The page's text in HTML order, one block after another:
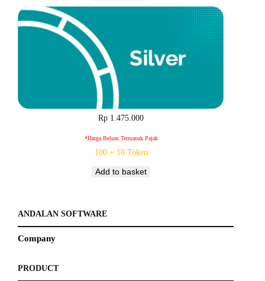
Rp 1.475.000
*harga Belum Termasuk Pajak
100 + 10 Token
Add to basket
ANDALAN SOFTWARE
Company
PRODUCT